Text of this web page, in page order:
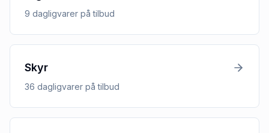
9 dagligvarer på tilbud
Skyr
36 dagligvarer på tilbud